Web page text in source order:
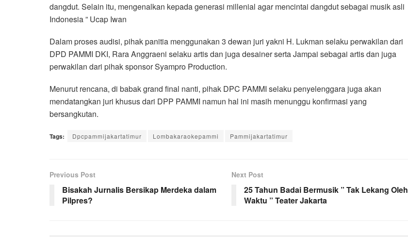
dangdut. Selain itu, mengenalkan kepada generasi millenial agar mencintai dangdut sebagai musik asli
Indonesia ” Ucap Iwan
Dalam proses audisi, pihak panitia menggunakan 3 dewan juri yakni H. Lukman selaku perwakilan dari
DPD PAMMI DKI, Rara Anggraeni selaku artis dan juga desainer serta Jampai sebagai artis dan juga
perwakilan dari pihak sponsor Syampro Production.
Menurut rencana, di babak grand final nanti, pihak DPC PAMMI selaku penyelenggara juga akan
mendatangkan juri khusus dari DPP PAMMI namun hal ini masih menunggu konfirmasi yang
bersangkutan.
Tags: Dpcpammijakartatimur Lombakaraokepammi Pammijakartatimur
Previous Post
Bisakah Jurnalis Bersikap Merdeka dalam
Pilpres?
Next Post
25 Tahun Badai Bermusik ” Tak Lekang Oleh
Waktu ” Teater Jakarta